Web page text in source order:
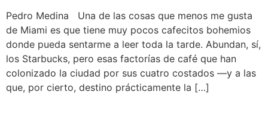
Pedro Medina Una de las cosas que menos me gusta
de Miami es que tiene muy pocos cafecitos bohemios
donde pueda sentarme a leer toda la tarde. Abundan, sí,
los Starbucks, pero esas factorías de café que han
colonizado la ciudad por sus cuatro costados —y a las
que, por cierto, destino prácticamente la […]